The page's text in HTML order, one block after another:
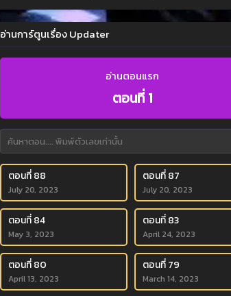
อ่านการ์ตูนเรื่อง Updater
อ่านตอนแรก
ตอนที่ 1
ตอนที่ 88
July 20, 2023
ตอนที่ 87
July 20, 2023
ตอนที่ 84
May 3, 2023
ตอนที่ 83
April 24, 2023
ตอนที่ 80
April 13, 2023
ตอนที่ 79
March 14, 2023